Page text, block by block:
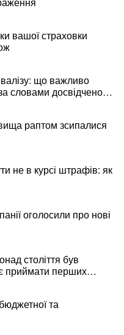
вашої страховки
що важливо
словами досвідченої
раптом зсипалися
не в курсі штрафів: як
оголосили про нові
століття був
приймати перших
та